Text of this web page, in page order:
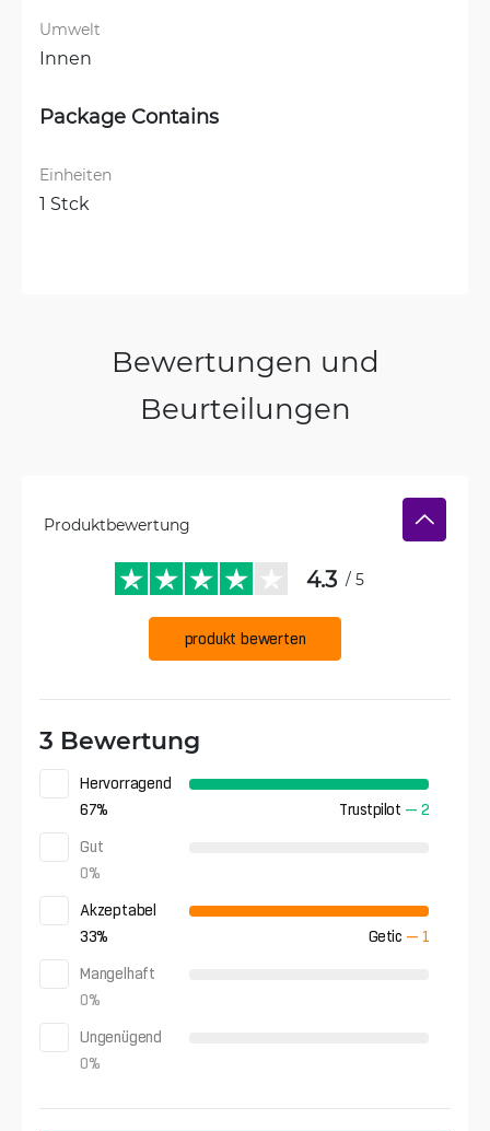
Umwelt
Innen
Package Contains
Einheiten
1 Stck
Bewertungen und
Beurteilungen
Produktbewertung
4.3 / 5
produkt bewerten
3 Bewertung
Hervorragend
67% Trustpilot — 2
Gut
0%
Akzeptabel
33% Getic — 1
Mangelhaft
0%
Ungenügend
0%